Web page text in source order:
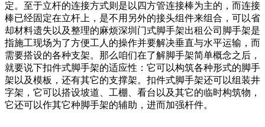
定。至于立杆的连接方式则是以四方管连接棒为主的，而连接
棒已经固定在立杆上，是不用另外的接头组件来组合，可以省
却材料遗失以及整理的麻烦深圳门式脚手架出租公司脚手架是
指施工现场为了方便工人的操作并要解决垂直与水平运输，而
需要搭设的各种支架。那么咱们在了解脚手架简单概念之后，
就要说下扣件式脚手架的适应性：它可以构筑各种形式的脚手
架以及模板，还有其它的支撑架。扣件式脚手架还可以组装井
字架，它可以搭设坡道、工棚、看台以及其它的临时构筑物，
它还可以作其它种脚手架的辅助，进而加强杆件。